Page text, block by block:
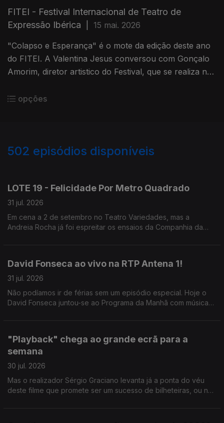
FITEI - Festival Internacional de Teatro de
Expressão Ibérica
15 mai. 2026
"Colapso e Esperança" é o mote da edição deste ano
do FITEI. A Valentina Jesus conversou com Gonçalo
Amorim, diretor artistico do Festival, que se realiza no
opções
502 episódios disponíveis
LOTE 19 - Felicidade Por Metro Quadrado
31 jul. 2026
Em cena a 2 de setembro no Teatro Variedades, mas a
Andreia Rocha já foi espreitar os ensaios da Companhia da
David Fonseca ao vivo na RTP Antena 1!
31 jul. 2026
Não podíamos ir de férias sem um episódio especial. Hoje o
David Fonseca juntou-se ao Programa da Manhã com música
"Playback" chega ao grande ecrã para a
semana
30 jul. 2026
Mas o realizador Sérgio Graciano levanta já a ponta do véu
deste filme que promete ser um sucesso de bilheteiras, ou não